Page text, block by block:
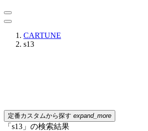
CARTUNE
s13
定番カスタムから探す expand_more
「s13」の検索結果